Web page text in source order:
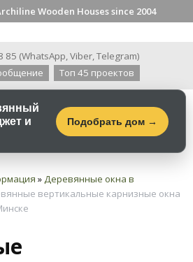
Wooden Houses since 2004
85 (WhatsApp,Viber,Telegram)
Топ 45 проектов
и
Подобрать дом →
»Деревянные окна в
вертикальные карнизные окна